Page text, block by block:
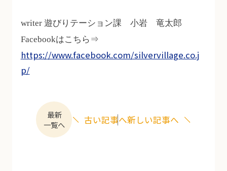
writer 遊びりテーション課 小岩 竜太郎
Facebookはこちら⇒
https://www.facebook.com/silvervillage.co.j
p/
最新
一覧へ
古い記事へ新しい記事へ